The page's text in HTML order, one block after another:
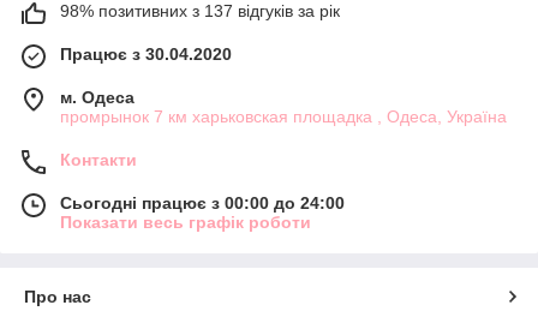
98% позитивних з 137 відгуків за рік
Працює з 30.04.2020
м. Одеса
промрынок 7 км харьковская площадка , Одеса, Україна
Контакти
Сьогодні працює з 00:00 до 24:00
Показати весь графік роботи
Про нас